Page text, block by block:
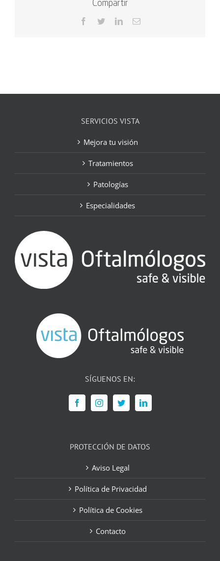
Compartir
Facebook
TwitterLinkedInCorreo
SERVICIOS VISTA
Mejora tu visión
Tratamientos
Patologías
Especialidades
SÍGUENOS EN:
PROTECCIÓN DE DATOS
Aviso Legal
Política de Privacidad
Política de Cookies
Contacto